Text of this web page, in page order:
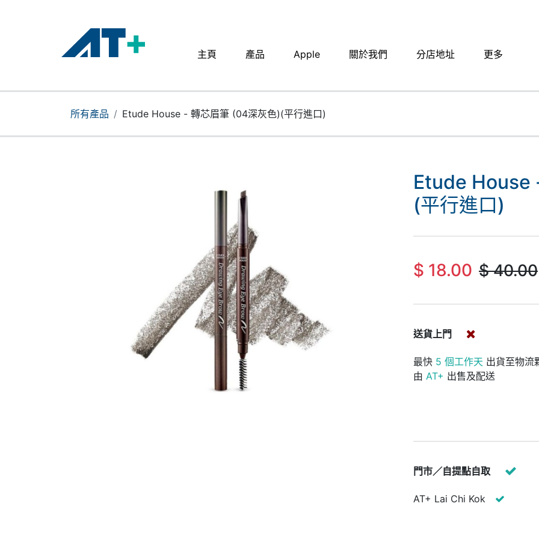
主頁 產品 Apple 關於我們 分店地址​ 更多
產品
所有產品 Etude House - 轉芯眉筆 (04深灰色)(平行進口)
Etude House
(平行進口)
$ 18.00 $40.00
送貨上門
最快 5 個工作天 出貨至物流
由 AT+ 出售及配送
門市／自提點自取
AT+ Lai Chi Kok